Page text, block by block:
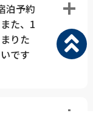
泊予約
た、1
りた
です